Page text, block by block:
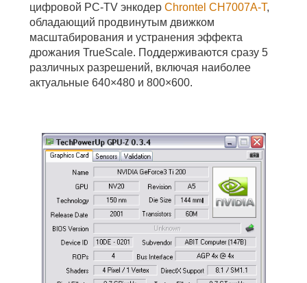
цифровой PC-TV энкодерChrontel CH7007A-T,
обладающий продвинутым движком
масштабирования и устранения эффекта
дрожания TrueScale. Поддерживаются сразу 5
различных разрешений, включая наиболее
актуальные 640×480 и 800×600.